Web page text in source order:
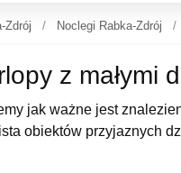
Zdrój Noclegi Rabka-Zdrój
z małymi
jak ważne jest
obiektów przyjaznych